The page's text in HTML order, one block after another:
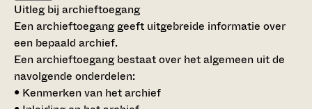
Uitleg bij archieftoegang
Een archieftoegang geeft uitgebreide informatie over
een bepaald archief.
Een archieftoegang bestaat over het algemeen uit de
navolgende onderdelen:
• Kenmerken van het archief